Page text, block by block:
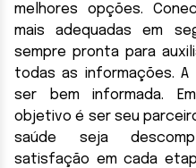
melhores opções.
mais adequadas em
sempre pronta para
todas as informações.
ser bem informada.
objetivo é ser seu
saúde seja
satisfação em cada